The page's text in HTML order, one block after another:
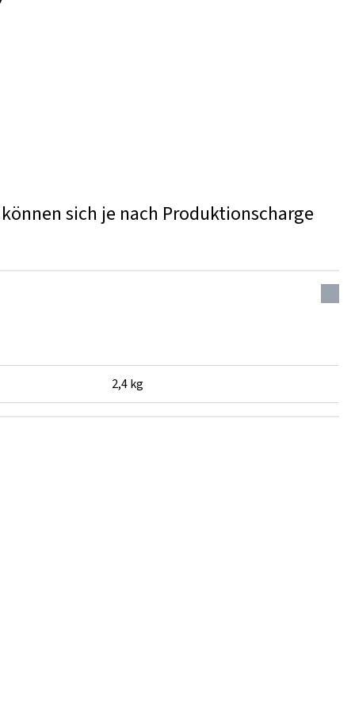
sich je nach Produktionscharge
2,4 kg